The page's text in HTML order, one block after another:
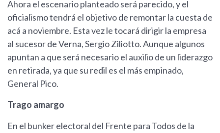
Ahora el escenario planteado será parecido, y el
oficialismo tendrá el objetivo de remontar la cuesta de
acá a noviembre. Esta vez le tocará dirigir la empresa
al sucesor de Verna, Sergio Ziliotto. Aunque algunos
apuntan a que será necesario el auxilio de un liderazgo
en retirada, ya que su redil es el más empinado,
General Pico.
Trago amargo
En el bunker electoral del Frente para Todos de la